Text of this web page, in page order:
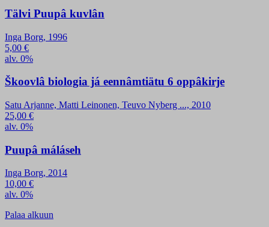
Tälvi Puupâ kuvlân
Inga Borg, 1996
5,00 €
alv. 0%
Škoovlâ biologia já eennâmtiätu 6 oppâkirje
Satu Arjanne, Matti Leinonen, Teuvo Nyberg ..., 2010
25,00 €
alv. 0%
Puupâ máláseh
Inga Borg, 2014
10,00 €
alv. 0%
Palaa alkuun